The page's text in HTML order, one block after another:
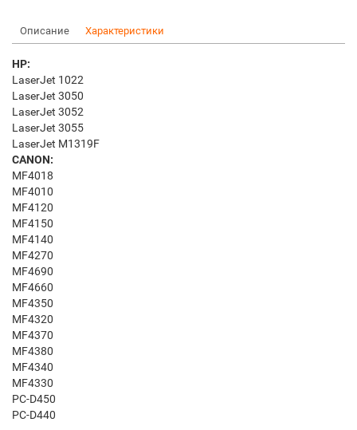
Описание Характеристики
HP:
LaserJet 1022
LaserJet 3050
LaserJet 3052
LaserJet 3055
LaserJet M1319F
CANON:
MF4018
MF4010
MF4120
MF4150
MF4140
MF4270
MF4690
MF4660
MF4350
MF4320
MF4370
MF4380
MF4340
MF4330
PC-D450
PC-D440